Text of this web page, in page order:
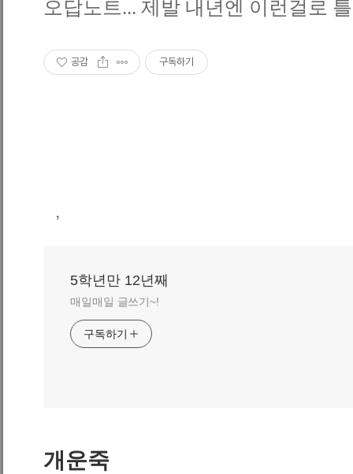
오답노트... 제발 내년엔 이런걸로
공감 구독하기
,
5학년만 12년째
매일매일 글쓰기~!
구독하기
개운죽